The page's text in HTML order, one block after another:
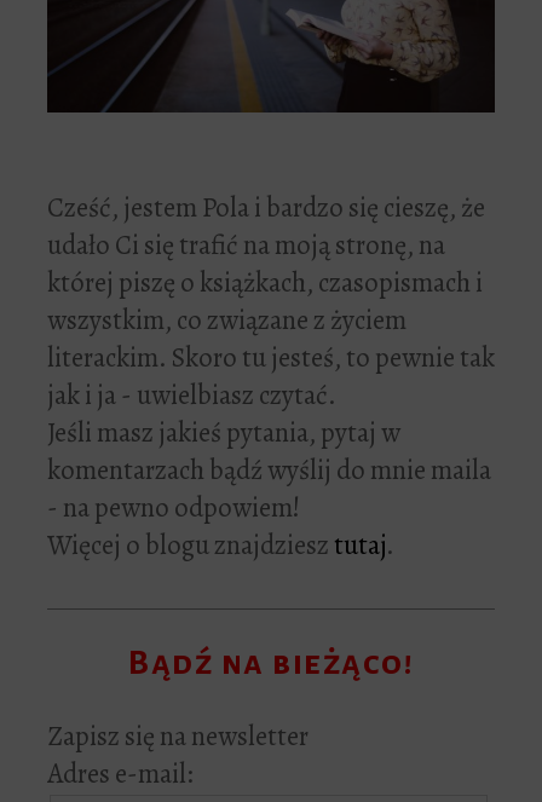
Cześć, jestem Pola i bardzo się cieszę, że
udało Ci się trafić na moją stronę, na
której piszę o książkach, czasopismach i
wszystkim, co związane z życiem
literackim. Skoro tu jesteś, to pewnie tak
jak i ja - uwielbiasz czytać.
Jeśli masz jakieś pytania, pytaj w
komentarzach bądź wyślij do mnie maila
- na pewno odpowiem!
Więcej o blogu znajdziesztutaj.
Bądź na bieżąco!
Zapisz się na newsletter
Adres e-mail: